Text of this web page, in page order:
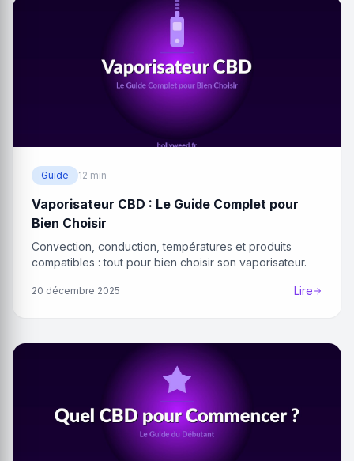
Guide 12 min
Vaporisateur CBD : Le Guide Complet pour
Bien Choisir
Convection, conduction, températures et produits
compatibles : tout pour bien choisir son vaporisateur.
20 décembre 2025 Lire